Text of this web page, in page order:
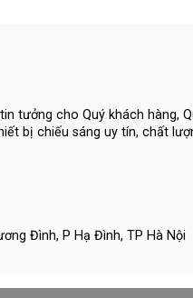
tưởng cho Quý khách hàng,
bị chiếu sáng uy tín, chất
Đình, P Hạ Đình, TP Hà Nội